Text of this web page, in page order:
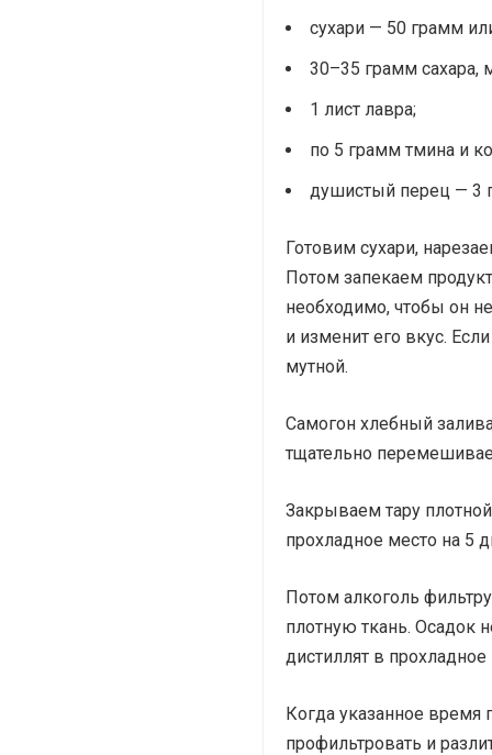
сухари — 50 грамм
30–35 грамм
1 лист лавра;
по 5 грамм тмина и
душистый перец — 3
Готовим сухари,
Потом запекаем
необходимо, чтобы он
и изменит его вкус.
мутной.
Самогон хлебный
тщательно
Закрываем тару
прохладное место на 5
Потом алкоголь
плотную ткань. Осадок
дистиллят в
Когда указанное время
профильтровать и